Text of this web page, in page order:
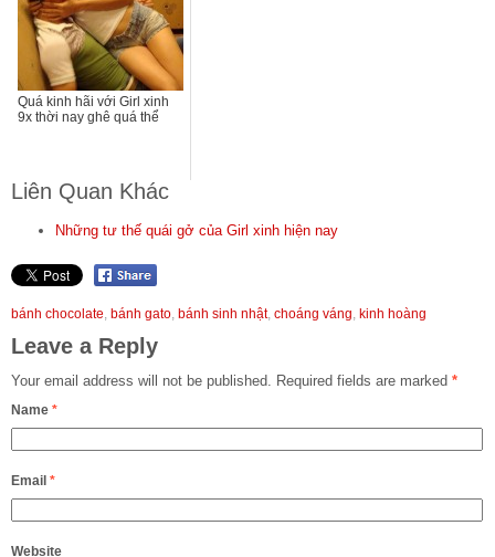
Quá kinh hãi với Girl xinh
9x thời nay ghê quá thể
Liên Quan Khác
Những tư thế quái gở của Girl xinh hiện nay
bánh chocolate bánh gato bánh sinh nhật, choáng váng kinh hoàng
Leave a Reply
Your email address will not be published. Required fields are marked *
Name *
Email *
Website